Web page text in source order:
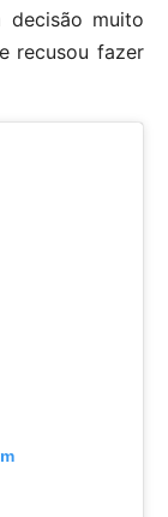
muito
recusou fazer